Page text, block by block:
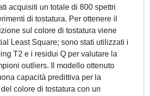
acquisiti un totale di 800 spettri
di tostatura. Per ottenere il
sul colore di tostatura viene
Least Square; sono stati utilizzati i
T2 e i residui Q per valutare la
outliers. Il modello ottenuto
capacità predittiva per la
colore di tostatura con un